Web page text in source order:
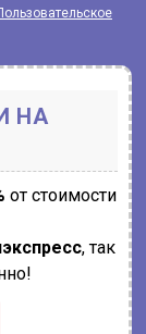
НА
от стоимости
, так